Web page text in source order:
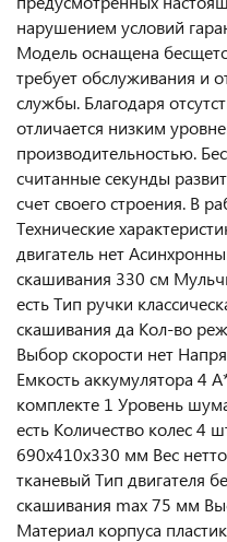
нарушением условий
Модель оснащена
требует обслуживания и
службы. Благодаря
отличается низким
производительностью.
считанные секунды
счет своего строения. В
Технические
двигатель нет
скашивания 330 см
есть Тип ручки
скашивания да Кол-во
Выбор скорости нет
Емкость аккумулятора 4
комплекте 1 Уровень
есть Количество колес 4
690x410x330 мм Вес
тканевый Тип двигателя
скашивания max 75 мм
Материал корпуса